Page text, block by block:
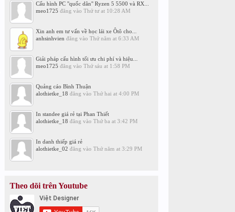
Cấu hình PC "quốc dân" Ryzen 5 5500 và RX...
meo1725 đăng vào Thứ tư at 10:28 AM
Xin anh em tư vấn về học lái xe Ôtô cho...
anhsinhvien đăng vào Thứ năm at 6:33 AM
Giải pháp cấu hình tối ưu chi phí và hiệu...
meo1725 đăng vào Thứ sáu at 1:58 PM
Quảng cáo Bình Thuận
alothietke_18 đăng vào Thứ hai at 4:00 PM
In standee giá rẻ tại Phan Thiết
alothietke_18 đăng vào Thứ ba at 3:42 PM
In danh thiếp giá rẻ
alothietke_02 đăng vào Thứ năm at 3:29 PM
Theo dõi trên Youtube